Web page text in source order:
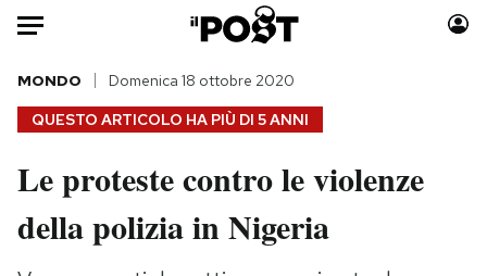
Auto
HOME
Italia
Politica
Moda
Consumismi
QUESTO ARTICOLO HA PIÙ DI 5 ANNI
MONDO Domenica 18 ottobre 2020
Le proteste contro le violenze
della polizia in Nigeria